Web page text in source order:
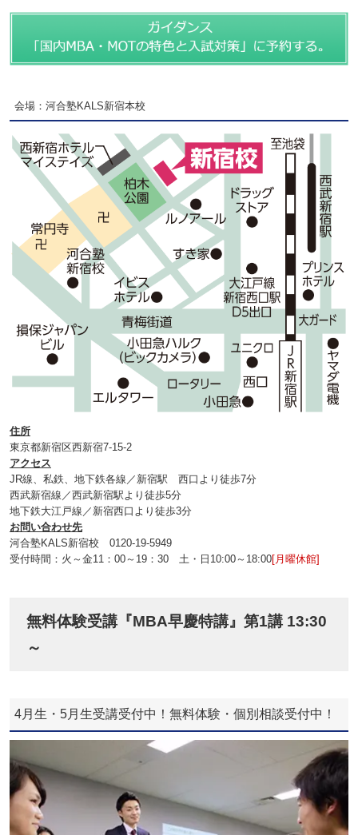
会場：河合塾KALS新宿本校
住所
東京都新宿区西新宿7-15-2
アクセス
JR線、私鉄、地下鉄各線／新宿駅 西口より徒歩7分
西武新宿線／西武新宿駅より徒歩5分
地下鉄大江戸線／新宿西口より徒歩3分
お問い合わせ先
河合塾KALS新宿校 0120‐19‐5949
受付時間：火～金11：00～19：30 土・日10:00～18:00[月曜休館]
無料体験受講『MBA早慶特講』第1講 13:30
～
4月生・5月生受講受付中！無料体験・個別相談受付中！